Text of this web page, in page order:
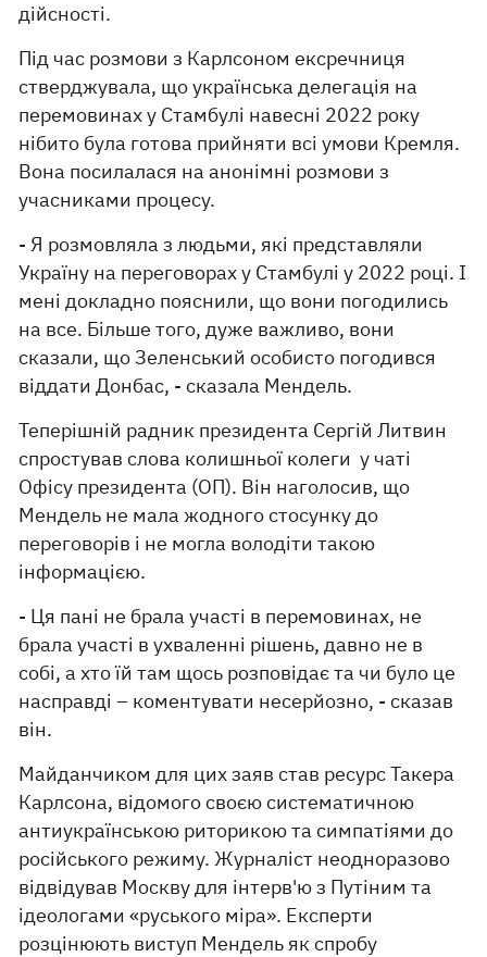
дійсності.
Під час розмови з Карлсоном ексречниця
стверджувала, що українська делегація на
перемовинах у Стамбулі навесні 2022 року
нібито була готова прийняти всі умови Кремля.
Вона посилалася на анонімні розмови з
учасниками процесу.
- Я розмовляла з людьми, які представляли
Україну на переговорах у Стамбулі у 2022 році. І
мені докладно пояснили, що вони погодились
на все. Більше того, дуже важливо, вони
сказали, що Зеленський особисто погодився
віддати Донбас, - сказала Мендель.
Теперішній радник президента Сергій Литвин
спростував слова колишньої колеги у чаті
Офісу президента (ОП). Він наголосив, що
Мендель не мала жодного стосунку до
переговорів і не могла володіти такою
інформацією.
- Ця пані не брала участі в перемовинах, не
брала участі в ухваленні рішень, давно не в
собі, а хто їй там щось розповідає та чи було це
насправді – коментувати несерйозно, - сказав
він.
Майданчиком для цих заяв став ресурс Такера
Карлсона, відомого своєю систематичною
антиукраїнською риторикою та симпатіями до
російського режиму. Журналіст неодноразово
відвідував Москву для інтерв'ю з Путіним та
ідеологами «руського міра». Експерти
розцінюють виступ Мендель як спробу